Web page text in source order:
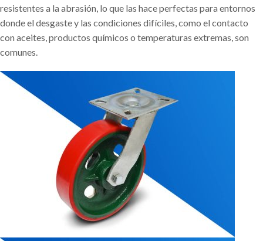
resistentes a la abrasión, lo que las hace perfectas para entornos
donde el desgaste y las condiciones difíciles, como el contacto
con aceites, productos químicos o temperaturas extremas, son
comunes.